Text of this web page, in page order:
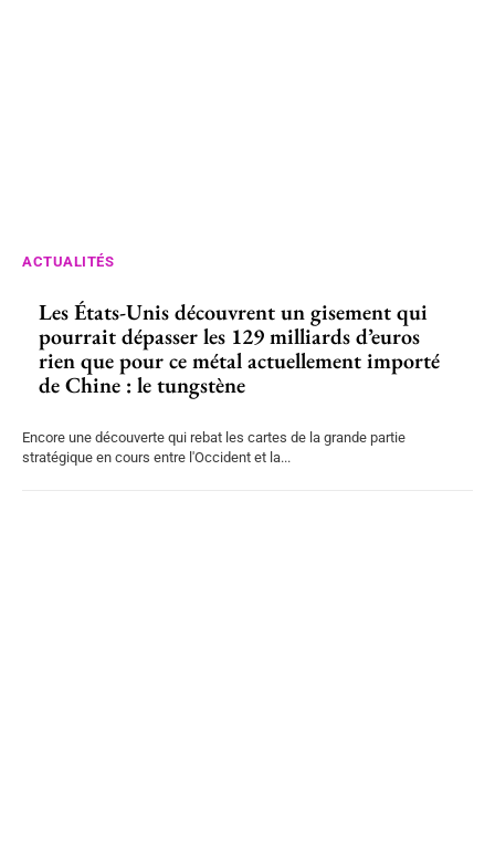
ACTUALITÉS
Les États-Unis découvrent un gisement qui
pourrait dépasser les 129 milliards d’euros
rien que pour ce métal actuellement importé
de Chine : le tungstène
Encore une découverte qui rebat les cartes de la grande partie
stratégique en cours entre l'Occident et la...